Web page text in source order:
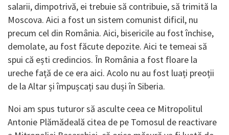
salarii, dimpotrivă, ei trebuie să contribuie, să trimită la
Moscova. Aici a fost un sistem comunist dificil, nu
precum cel din România. Aici, bisericile au fost închise,
demolate, au fost făcute depozite. Aici te temeai să
spui că ești credincios. În România a fost floare la
ureche față de ce era aici. Acolo nu au fost luați preoții
de la Altar și împușcați sau duși în Siberia.
Noi am spus tuturor să asculte ceea ce Mitropolitul
Antonie Plămădeală citea de pe Tomosul de reactivare